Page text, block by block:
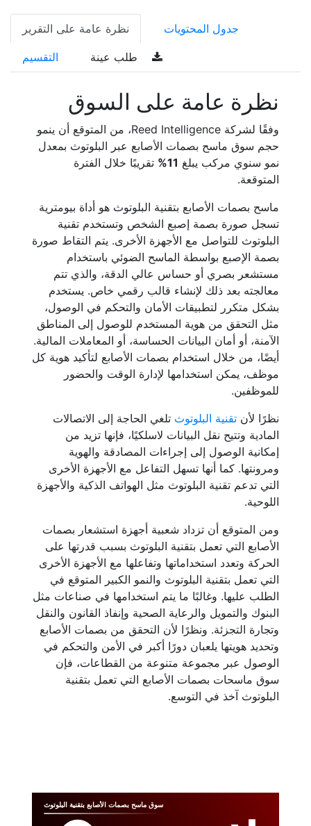
نظرة عامة على التقرير جدول المحتويات
التقسيم
نظرة عامة على السوق
وفقًا لشركة Reed Intelligence، من المتوقع أن ينمو
حجم سوق ماسح بصمات الأصابع عبر البلوتوث بمعدل
نمو سنوي مركب يبلغ 11%
تقريبًا خلال الفترة
المتوقعة.
ماسح بصمات الأصابع بتقنية البلوتوث هو أداة بيومترية
تسجل صورة بصمة إصبع الشخص وتستخدم تقنية
البلوتوث للتواصل مع الأجهزة الأخرى. يتم التقاط صورة
بصمة الإصبع بواسطة الماسح الضوئي باستخدام
مستشعر بصري أو حساس عالي الدقة، والذي تتم
معالجته بعد ذلك لإنشاء قالب رقمي خاص. يستخدم
بشكل متكرر لتطبيقات الأمان والتحكم في الوصول،
مثل التحقق من هوية المستخدم للوصول إلى المناطق
الآمنة، أو أمان البيانات الحساسة، أو المعاملات المالية.
أيضًا، من خلال استخدام بصمات الأصابع لتأكيد هوية كل
موظف، يمكن استخدامها لإدارة الوقت والحضور
للموظفين.
نظرًا لأن تقنية البلوتوث تلغي الحاجة إلى الاتصالات
المادية وتتيح نقل البيانات لاسلكيًا، فإنها تزيد من
إمكانية الوصول إلى إجراءات المصادقة والهوية
ومرونتها. كما أنها تسهل التفاعل مع الأجهزة الأخرى
التي تدعم تقنية البلوتوث مثل الهواتف الذكية والأجهزة
اللوحية.
ومن المتوقع أن تزداد شعبية أجهزة استشعار بصمات
الأصابع التي تعمل بتقنية البلوتوث بسبب قدرتها على
الحركة وتعدد استخداماتها وتفاعلها مع الأجهزة الأخرى
التي تعمل بتقنية البلوتوث والنمو الكبير المتوقع في
الطلب عليها. وغالبًا ما يتم استخدامها في صناعات مثل
البنوك والتمويل والرعاية الصحية وإنفاذ القانون والنقل
وتجارة التجزئة. ونظرًا لأن التحقق من بصمات الأصابع
وتحديد هويتها يلعبان دورًا أكبر في الأمن والتحكم في
الوصول عبر مجموعة متنوعة من القطاعات، فإن
سوق ماسحات بصمات الأصابع التي تعمل بتقنية
البلوتوث آخذ في التوسع.
سوق ماسح بصمات الأصابع بتقنية البلوتوث